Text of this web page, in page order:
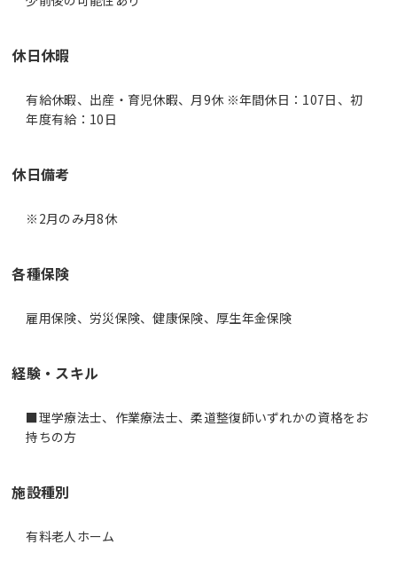
休日休暇
有給休暇、出産・育児休暇、月9休 ※年間休日：107日、初
年度有給：10日
休日備考
※2月のみ月8休
各種保険
雇用保険、労災保険、健康保険、厚生年金保険
経験・スキル
■理学療法士、作業療法士、柔道整復師いずれかの資格をお
持ちの方
施設種別
有料老人ホーム